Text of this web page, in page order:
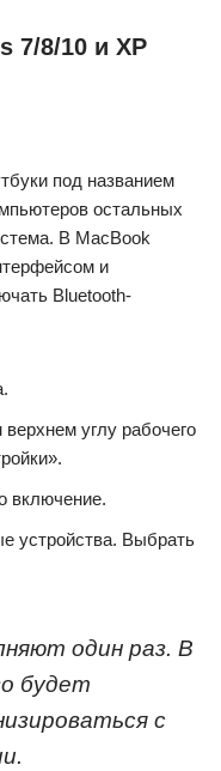
7/8/10 и XP
под названием
остальных
В MacBook
и
Bluetooth-
углу рабочего
включение.
устройства. Выбрать
один раз. В
будет
с